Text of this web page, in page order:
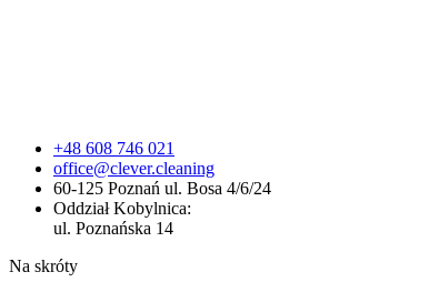
+48 608 746 021
office@clever.cleaning
60-125 Poznań ul. Bosa 4/6/24
Oddział Kobylnica:
ul. Poznańska 14
Na skróty